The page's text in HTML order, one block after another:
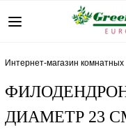
интернет-магазин
ДИАМЕТР 23